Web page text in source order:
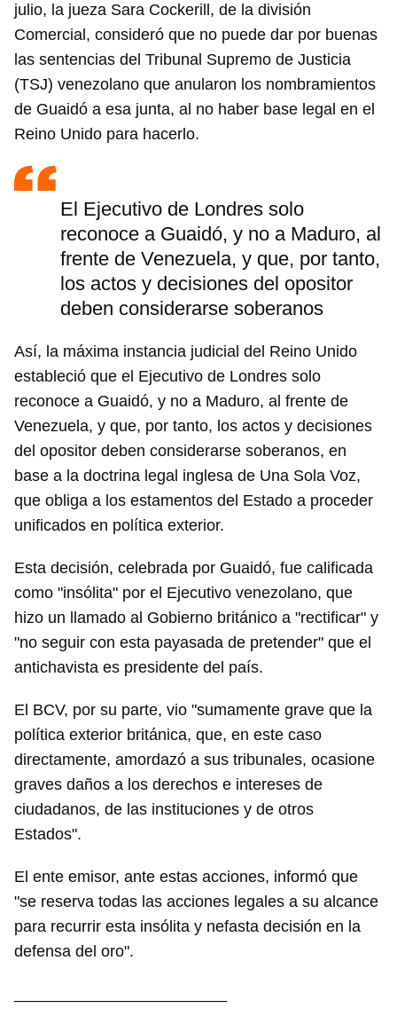
julio, la jueza Sara Cockerill, de la división
Comercial, consideró que no puede dar por buenas
las sentencias del Tribunal Supremo de Justicia
(TSJ) venezolano que anularon los nombramientos
de Guaidó a esa junta, al no haber base legal en el
Reino Unido para hacerlo.
El Ejecutivo de Londres solo
reconoce a Guaidó, y no a Maduro, al
frente de Venezuela, y que, por tanto,
los actos y decisiones del opositor
deben considerarse soberanos
Así, la máxima instancia judicial del Reino Unido
estableció que el Ejecutivo de Londres solo
reconoce a Guaidó, y no a Maduro, al frente de
Venezuela, y que, por tanto, los actos y decisiones
del opositor deben considerarse soberanos, en
base a la doctrina legal inglesa de Una Sola Voz,
que obliga a los estamentos del Estado a proceder
unificados en política exterior.
Esta decisión, celebrada por Guaidó, fue calificada
como "insólita" por el Ejecutivo venezolano, que
hizo un llamado al Gobierno británico a "rectificar" y
"no seguir con esta payasada de pretender" que el
antichavista es presidente del país.
El BCV, por su parte, vio "sumamente grave que la
política exterior británica, que, en este caso
directamente, amordazó a sus tribunales, ocasione
graves daños a los derechos e intereses de
ciudadanos, de las instituciones y de otros
Estados".
El ente emisor, ante estas acciones, informó que
"se reserva todas las acciones legales a su alcance
para recurrir esta insólita y nefasta decisión en la
defensa del oro".